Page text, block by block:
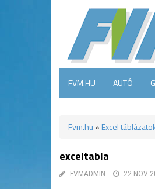
FVM.HU AUTÓ
Fvm.hu » Excel
exceltabla
FVMADMIN 22 NOV